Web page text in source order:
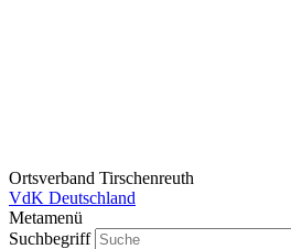
Ortsverband Tirschenreuth
VdK Deutschland
Metamenü
Suchbegriff